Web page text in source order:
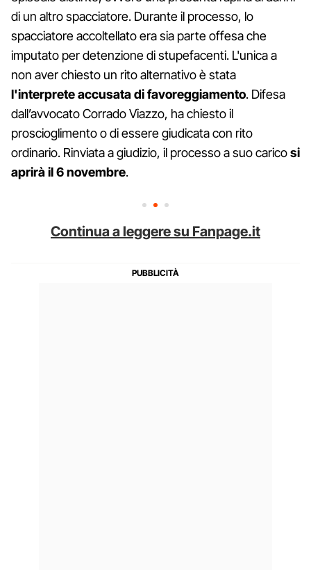
di un altro spacciatore. Durante il processo, lo
spacciatore accoltellato era sia parte offesa che
imputato per detenzione di stupefacenti. L'unica a
non aver chiesto un rito alternativo è stata
l'interprete accusata di favoreggiamento. Difesa
dall’avvocato Corrado Viazzo, ha chiesto il
proscioglimento o di essere giudicata con rito
ordinario. Rinviata a giudizio, il processo a suo caricosi
aprirà il 6 novembre.
Continua a leggere su Fanpage.it